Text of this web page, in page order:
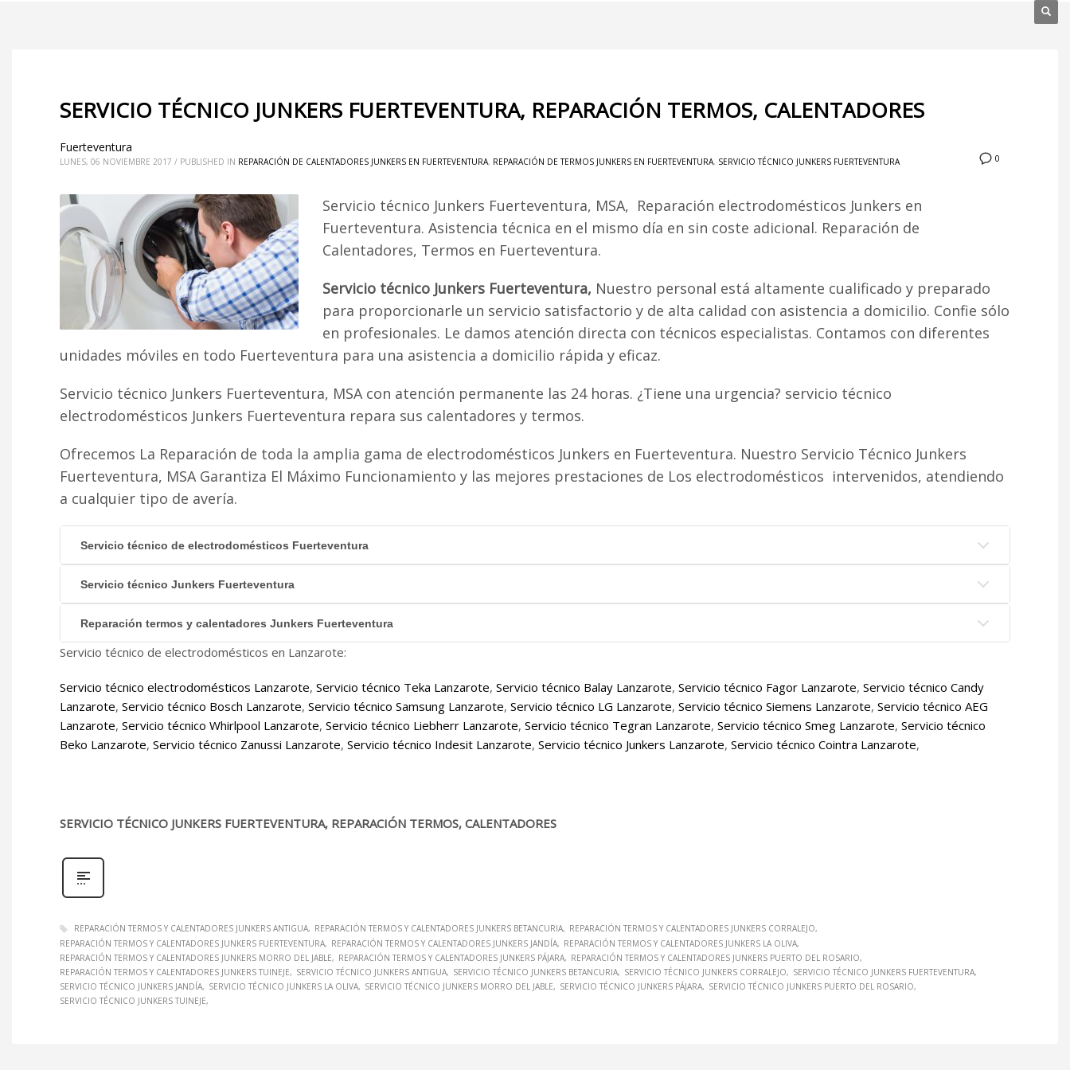
SERVICIO TÉCNICO JUNKERS FUERTEVENTURA, REPARACIÓN TERMOS, CALENTADORES
0
Fuerteventura
LUNES, 06 NOVIEMBRE 2017 / PUBLISHED IN REPARACIÓN DE CALENTADORES JUNKERS EN FUERTEVENTURA, REPARACIÓN DE TERMOS JUNKERS EN FUERTEVENTURA, SERVICIO TÉCNICO JUNKERS FUERTEVENTURA
Servicio técnico Junkers Fuerteventura, MSA, Reparación electrodomésticos Junkers en
Fuerteventura. Asistencia técnica en el mismo día en sin coste adicional. Reparación de
Calentadores, Termos en Fuerteventura.
Servicio técnico Junkers Fuerteventura, Nuestro personal está altamente cualificado y preparado
para proporcionarle un servicio satisfactorio y de alta calidad con asistencia a domicilio. Confie sólo
en profesionales. Le damos atención directa con técnicos especialistas. Contamos con diferentes
unidades móviles en todo Fuerteventura para una asistencia a domicilio rápida y eficaz.
Servicio técnico Junkers Fuerteventura, MSA con atención permanente las 24 horas. ¿Tiene una urgencia? servicio técnico
electrodomésticos Junkers Fuerteventura repara sus calentadores y termos.
Ofrecemos La Reparación de toda la amplia gama de electrodomésticos Junkers en Fuerteventura. Nuestro Servicio Técnico Junkers
Fuerteventura, MSA Garantiza El Máximo Funcionamiento y las mejores prestaciones de Los electrodomésticos intervenidos, atendiendo
a cualquier tipo de avería.
Servicio técnico de electrodomésticos Fuerteventura
Servicio técnico Junkers Fuerteventura
Reparación termos y calentadores Junkers Fuerteventura
Servicio técnico de electrodomésticos en Lanzarote:
Servicio técnico electrodomésticos Lanzarote, Servicio técnico Teka Lanzarote, Servicio técnico Balay Lanzarote, Servicio técnico Fagor Lanzarote, Servicio técnico Candy
Lanzarote, Servicio técnico Bosch Lanzarote, Servicio técnico Samsung Lanzarote, Servicio técnico LG Lanzarote, Servicio técnico Siemens Lanzarote, Servicio técnico AEG
Lanzarote, Servicio técnico Whirlpool Lanzarote, Servicio técnico Liebherr Lanzarote, Servicio técnico Tegran Lanzarote, Servicio técnico Smeg Lanzarote, Servicio técnico
Beko Lanzarote, Servicio técnico Zanussi Lanzarote, Servicio técnico Indesit Lanzarote, Servicio técnico Junkers Lanzarote, Servicio técnico Cointra Lanzarote,
SERVICIO TÉCNICO JUNKERS FUERTEVENTURA, REPARACIÓN TERMOS, CALENTADORES
REPARACIÓN TERMOS Y CALENTADORES JUNKERS ANTIGUA REPARACIÓN TERMOS Y CALENTADORES JUNKERS BETANCURIA
REPARACIÓN TERMOS Y CALENTADORES JUNKERS CORRALEJO
REPARACIÓN TERMOS Y CALENTADORES JUNKERS FUERTEVENTURA
REPARACIÓN TERMOS Y CALENTADORES JUNKERS JANDÍA
REPARACIÓN TERMOS Y CALENTADORES JUNKERS LA OLIVA
REPARACIÓN TERMOS Y CALENTADORES JUNKERS MORRO DEL JABLE
REPARACIÓN TERMOS Y CALENTADORES JUNKERS PÁJARA
REPARACIÓN TERMOS Y CALENTADORES JUNKERS PUERTO DEL ROSARIO
REPARACIÓN TERMOS Y CALENTADORES JUNKERS TUINEJE
SERVICIO TÉCNICO JUNKERS ANTIGUA SERVICIO TÉCNICO JUNKERS BETANCURIA SERVICIO TÉCNICO JUNKERS CORRALEJO
SERVICIO TÉCNICO JUNKERS FUERTEVENTURA
SERVICIO TÉCNICO JUNKERS JANDÍA
SERVICIO TÉCNICO JUNKERS LA OLIVA SERVICIO TÉCNICO JUNKERS MORRO DEL JABLE SERVICIO TÉCNICO JUNKERS PÁJARA
SERVICIO TÉCNICO JUNKERS PUERTO DEL ROSARIO
SERVICIO TÉCNICO JUNKERS TUINEJE